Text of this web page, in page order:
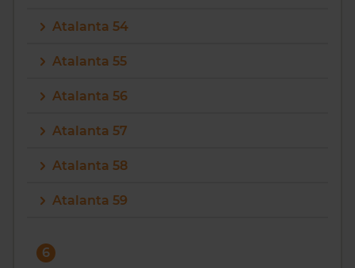
Atalanta 54
Atalanta 55
Atalanta 56
Atalanta 57
Atalanta 58
Atalanta 59
6